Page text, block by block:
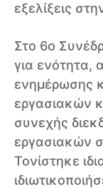
εξελίξεις
Στο 6ο
για ενότητα,
ενημέρωσης
εργασιακών
συνεχής
εργασιακών
Τονίστηκε